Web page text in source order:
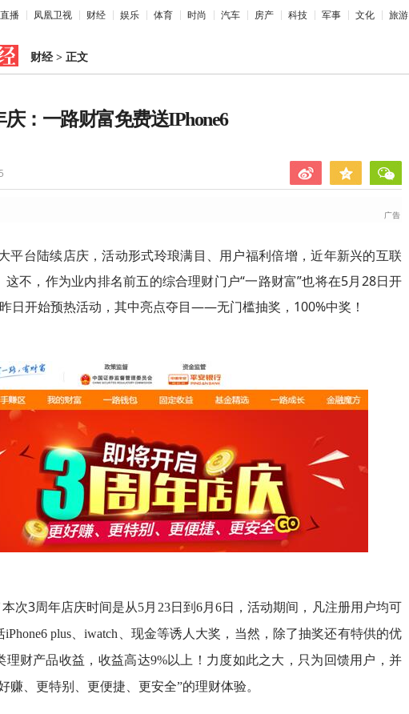
直播 凤凰卫视 财经 娱乐 体育 时尚 汽车 房产 科技 军事 文化 旅游
财经> 正文
：一路财富免费送IPhone6
平台陆续店庆，活动形式玲琅满目、用户福利倍增，近年新兴的互联
这不，作为业内排名前五的综合理财门户“一路财富”也将在5月28日开
日开始预热活动，其中亮点夺目——无门槛抽奖，100%中奖！
次3周年店庆时间是从5月23日到6月6日，活动期间，凡注册用户均可
plus 、iwatch 、现金等诱人大奖，当然，除了抽奖还有特供的优
理财产品收益，收益高达9%以上！力度如此之大，只为回馈用户，并
赚、更特别、更便捷、更安全”的理财体验。